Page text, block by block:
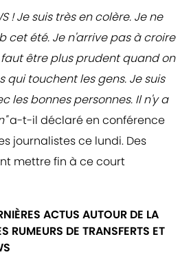
! Je suis très en colère. Je ne
cet été. Je n'arrive pas à croire
faut être plus prudent quand on
qui touchent les gens. Je suis
les bonnes personnes. Il n'y a
a-t-il déclaré en conférence
journalistes ce lundi. Des
mettre fin à ce court
ACTUS AUTOUR DE LA
RUMEURS DE TRANSFERTS ET